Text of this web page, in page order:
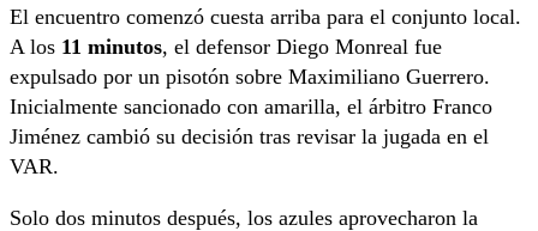
El encuentro comenzó cuesta arriba para el conjunto local.
A los 11 minutos, el defensor Diego Monreal fue
expulsado por un pisotón sobre Maximiliano Guerrero.
Inicialmente sancionado con amarilla, el árbitro Franco
Jiménez cambió su decisión tras revisar la jugada en el
VAR.
Solo dos minutos después, los azules aprovecharon la